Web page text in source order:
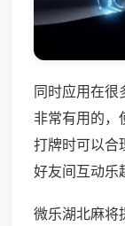
同时应用在很
非常有用的，
打牌时可以合
好友间互动乐
微乐湖北麻将